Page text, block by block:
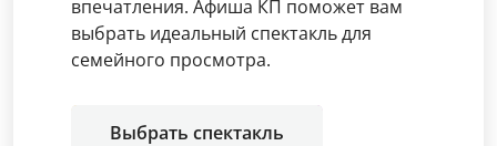
впечатления. Афиша КП поможет вам
выбрать идеальный спектакль для
семейного просмотра.
Выбрать спектакль